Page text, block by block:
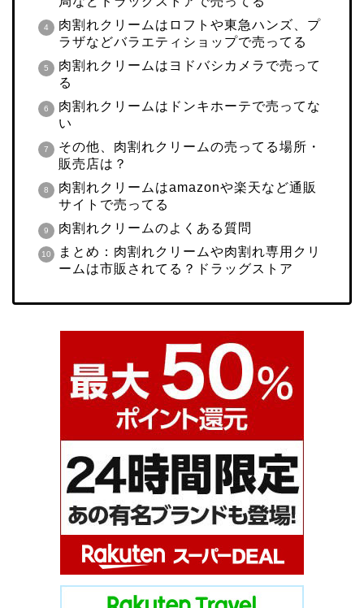
肉割れクリームはロフトや東急ハンズ、プ
ラザなどバラエティショップで売ってる
肉割れクリームはヨドバシカメラで売って
る
肉割れクリームはドンキホーテで売ってな
い
その他、肉割れクリームの売ってる場所・
販売店は？
肉割れクリームはamazonや楽天など通販
サイトで売ってる
肉割れクリームのよくある質問
まとめ：肉割れクリームや肉割れ専用クリ
ームは市販されてる？ドラッグストア